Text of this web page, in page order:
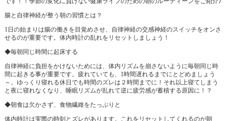
腸と自律神経が整う朝の習慣とは？
1日の始まりは腸の働きを目覚めさせ、自律神経の交感神経のスイッチをオンさ
せるのが重要です。体内時計の乱れをリセットしましょう！
◆毎朝同じ時間に起床する
自律神経に負担をかけないためには、体内リズムを崩さないように毎朝同じ時
間に起きる事が重要です。疲れていても、1時間遅れるまでにとどめましょう
～。ゆっくり寝れる休日でも時間のズレは２時間までに！それ以上寝てしまう
と夜に寝れなくなり、睡眠リズムが乱れて逆に疲労感が蓄積する原因に！？
◆朝食は欠かさず、食物繊維をたっぷりと
体内時計は実際の時刻とズレがあります。これをリセットしてくれるのが朝